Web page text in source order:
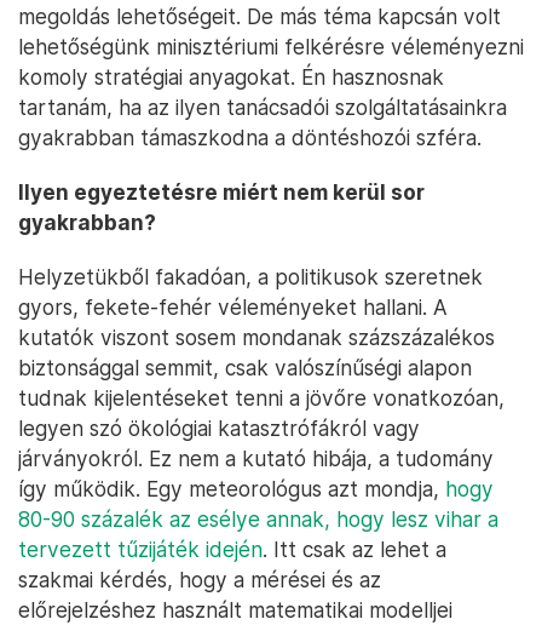
megoldás lehetőségeit. De más téma kapcsán volt
lehetőségünk minisztériumi felkérésre véleményezni
komoly stratégiai anyagokat. Én hasznosnak
tartanám, ha az ilyen tanácsadói szolgáltatásainkra
gyakrabban támaszkodna a döntéshozói szféra.
Ilyen egyeztetésre miért nem kerül sor
gyakrabban?
Helyzetükből fakadóan, a politikusok szeretnek
gyors, fekete-fehér véleményeket hallani. A
kutatók viszont sosem mondanak százszázalékos
biztonsággal semmit, csak valószínűségi alapon
tudnak kijelentéseket tenni a jövőre vonatkozóan,
legyen szó ökológiai katasztrófákról vagy
járványokról. Ez nem a kutató hibája, a tudomány
így működik. Egy meteorológus azt mondja, hogy
80-90 százalék az esélye annak, hogy lesz vihar a
tervezett tűzijáték idején. Itt csak az lehet a
szakmai kérdés, hogy a mérései és az
előrejelzéshez használt matematikai modelljei